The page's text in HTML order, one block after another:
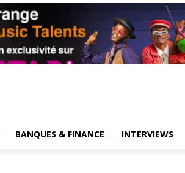
BANQUES & FINANCE INTERVIEWS